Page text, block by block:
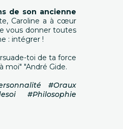
de son ancienne
Caroline a à cœur
vous donner toutes
: intégrer !
toi de ta force
moi" "André Gide.
#Oraux
#Philosophie